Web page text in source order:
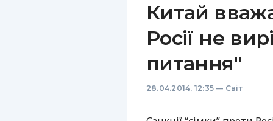
Китай
Росії не
питання"
28.04.2014, 12:35 — Світ